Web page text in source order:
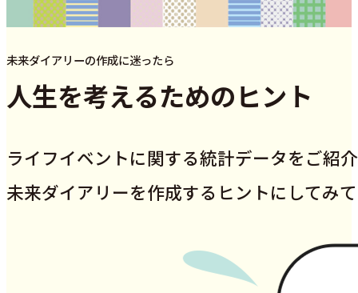
未来ダイアリーの作成に迷ったら
人生を考えるためのヒント
ライフイベントに関する統計データをご紹
未来ダイアリーを作成するヒントにしてみ